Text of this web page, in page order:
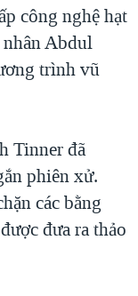
công nghệ hạt
Abdul
trình vũ
Tinner đã
phiên xử.
các bằng
đưa ra thảo